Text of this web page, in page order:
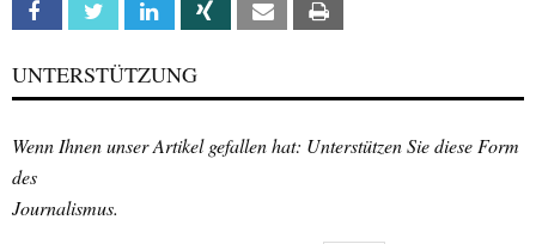
Facebook Twitter Linkedin Xing Email
UNTERSTÜTZUNG
Wenn Ihnen unser Artikel gefallen hat: Unterstützen Sie diese Form
des
Journalismus.